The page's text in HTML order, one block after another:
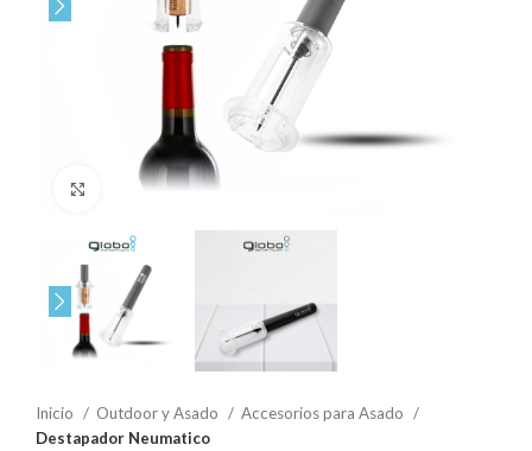
Click to enlarge
Inicio Outdoor y Asado
Accesorios para Asado
Destapador Neumatico